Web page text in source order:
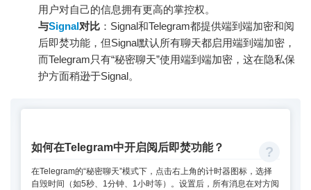
用户对自己的信息拥有更高的掌控权。
与Signal对比 ：Signal和Telegram都提供端到端加密和阅
后即焚功能，但Signal默认所有聊天都启用端到端加密，
而Telegram只有“秘密聊天”使用端到端加密，这在隐私保
护方面稍逊于Signal。
如何在Telegram中开启阅后即焚功能？
在Telegram的“秘密聊天”模式下，点击右上角的计时器图标，选择
自毁时间（如5秒、1分钟、1小时等）。设置后，所有消息在对方阅